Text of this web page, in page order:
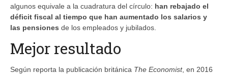
algunos equivale a la cuadratura del círculo: han rebajado el
déficit fiscal al tiempo que han aumentado los salarios y
las pensiones de los empleados y jubilados.
Mejor resultado
Según reporta la publicación británica The Economist, en 2016